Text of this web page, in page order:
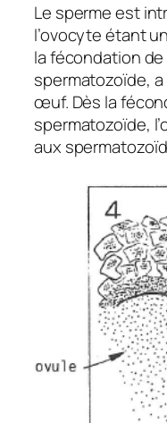
Le sperme est
l’ovocyte étant
la fécondation de
spermatozoïde, a
œuf. Dès la
spermatozoïde,
aux